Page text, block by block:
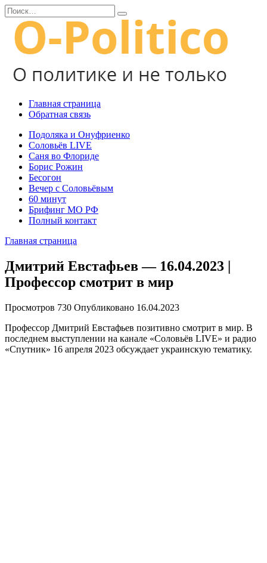
Перейти
к
содержанию
Search
for:
Главная страница
Обратная связь
Подоляка и Онуфриенко
Соловьёв LIVE
Саня во Флориде
Борис Рожин
Бесогон
Вечер с Соловьёвым
60 минут
Брифинг МО РФ
Полный контакт
Главная страница
Дмитрий Евстафьев — 16.04.2023 |
Профессор смотрит в мир
Просмотров 730 Опубликовано 16.04.2023
Профессор Дмитрий Евстафьев позитивно смотрит в мир. В
последнем выступлении на канале «Соловьёв LIVE» и радио
«Спутник» 16 апреля 2023 обсуждает украинскую тематику.